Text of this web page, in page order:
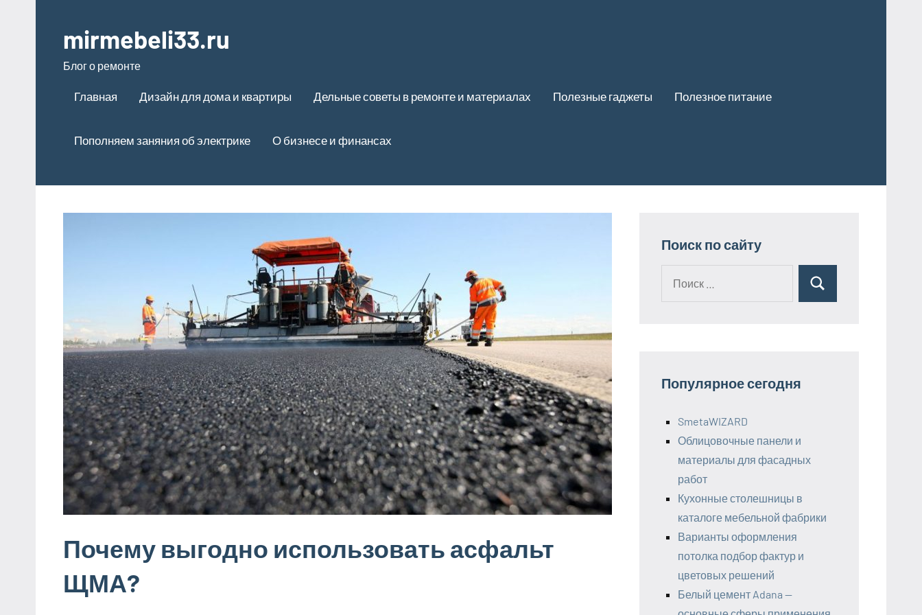
содержимому
mirmebeli33.ru
Блог о ремонте
Главная Дизайн для дома и квартиры Дельные советы в ремонте и материалах Полезные гаджеты Полезное питание
Пополняем заняния об электрике О бизнесе и финансах
Почему выгодно использовать асфальт
ЩМА?
Поиск по сайту
Поиск
Популярное сегодня
SmetaWIZARD
Облицовочные панели и
материалы для фасадных
работ
Кухонные столешницы в
каталоге мебельной фабрики
Варианты оформления
потолка подбор фактур и
цветовых решений
Белый цемент Adana —